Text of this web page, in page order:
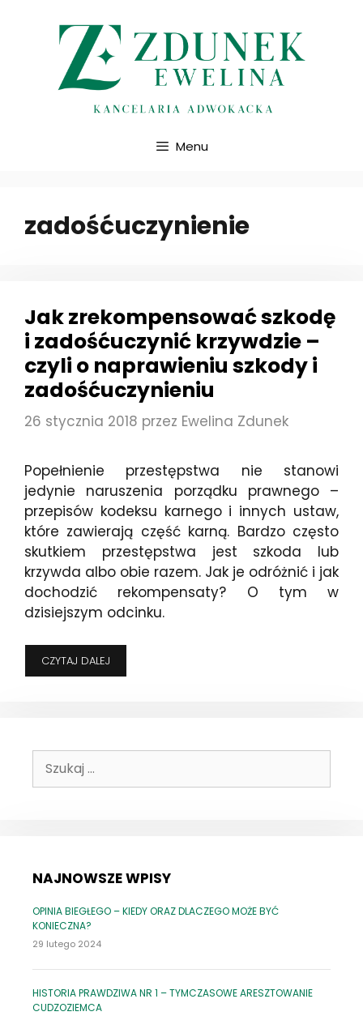
Menu
zadośćuczynienie
Jak zrekompensować szkodę
i zadośćuczynić krzywdzie –
czyli o naprawieniu szkody i
zadośćuczynieniu
26 stycznia 2018 przez Ewelina Zdunek
Popełnienie przestępstwa nie stanowi
jedynie naruszenia porządku prawnego –
przepisów kodeksu karnego i innych ustaw,
które zawierają część karną. Bardzo często
skutkiem przestępstwa jest szkoda lub
krzywda albo obie razem. Jak je odróżnić i jak
dochodzić rekompensaty? O tym w
dzisiejszym odcinku.
CZYTAJ DALEJ
ZREKOMPENSOWAĆ
–
Szukaj:
NAJNOWSZE WPISY
OPINIA BIEGŁEGO – KIEDY ORAZ DLACZEGO MOŻE BYĆ
KONIECZNA?
29 lutego 2024
HISTORIA PRAWDZIWA NR 1 – TYMCZASOWE ARESZTOWANIE
CUDZOZIEMCA